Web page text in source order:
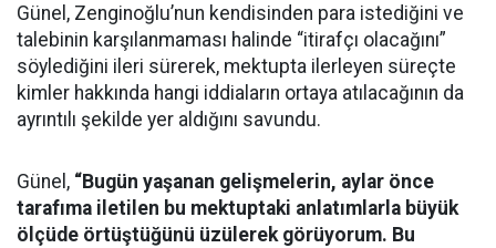
Günel, Zenginoğlu’nun kendisinden para istediğini ve
talebinin karşılanmaması halinde “itirafçı olacağını”
söylediğini ileri sürerek, mektupta ilerleyen süreçte
kimler hakkında hangi iddiaların ortaya atılacağının da
ayrıntılı şekilde yer aldığını savundu.
Günel, “Bugün yaşanan gelişmelerin, aylar önce
tarafıma iletilen bu mektuptaki anlatımlarla büyük
ölçüde örtüştüğünü üzülerek görüyorum. Bu